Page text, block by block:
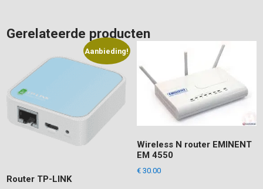
Gerelateerde producten
Aanbieding!
Router TP-LINK
Wireless N router EMINENT
EM 4550
€30.00